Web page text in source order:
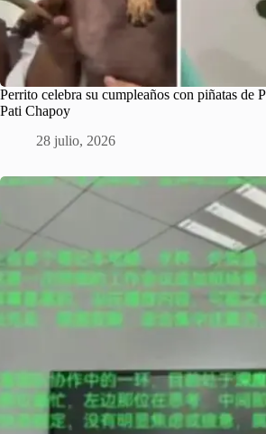
Perrito celebra su cumpleaños con piñatas de
Pati Chapoy
28 julio, 2026